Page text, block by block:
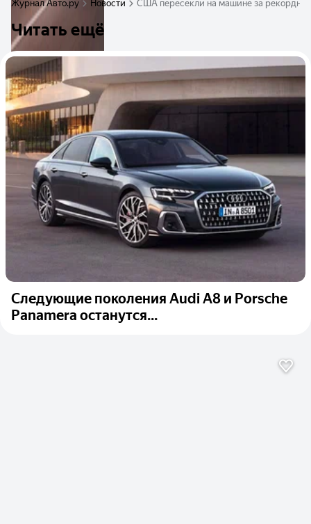
Журнал Авто.ру Новости США пересекли на машине за рекордно
Читать ещё
Следующие поколения Audi A8 и Porsche
Panamera останутся...